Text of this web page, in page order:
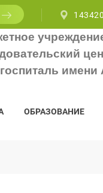
ОБРАЗОВАНИЕ